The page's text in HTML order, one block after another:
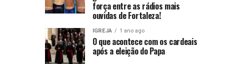
força entre as rádios mais
ouvidas de Fortaleza!
IGREJA 1 ano ago
O que acontece com os cardeais
após a eleição do Papa